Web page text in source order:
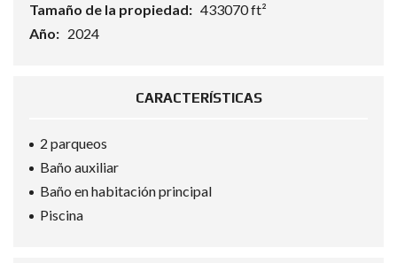
Tamaño de la propiedad: 433070 ft²
Año: 2024
CARACTERÍSTICAS
2 parqueos
Baño auxiliar
Baño en habitación principal
Piscina